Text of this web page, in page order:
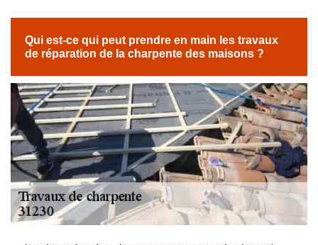
Qui est-ce qui peut prendre en main les travaux
de réparation de la charpente des maisons ?